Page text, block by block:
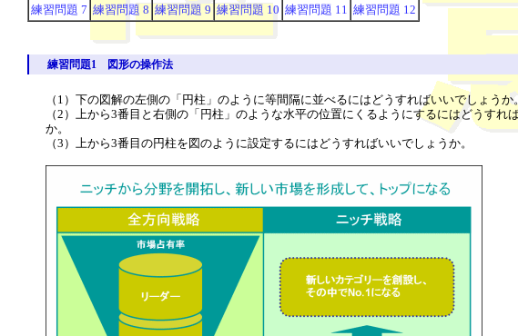
練習問題 7 練習問題 8 練習問題 9 練習問題 10 練習問題 11 練習問題 12
練習問題1 図形の操作法
（1）下の図解の左側の「円柱」のように等間隔に並べるにはどうすればいいでしょうか
（2）上から3番目と右側の「円柱」のような水平の位置にくるようにするにはどうすれ
か。
（3）上から3番目の円柱を図のように設定するにはどうすればいいでしょうか。